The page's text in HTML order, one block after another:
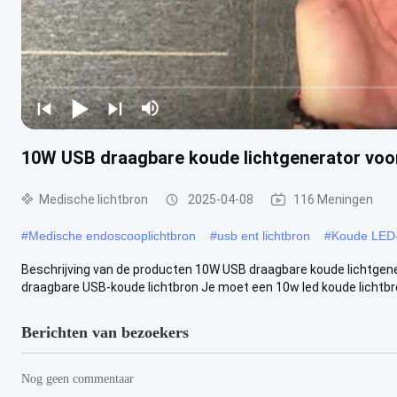
10W USB draagbare koude lichtgenerator
Medische lichtbron 2025-04-08 116 Meningen
#Medische endoscooplichtbron #usb ent lichtbron #Koude
Beschrijving van de producten 10W USB draagbare koude
draagbare USB-koude lichtbron Je moet een 10w led koude
Berichten van bezoekers
Nog geen commentaar